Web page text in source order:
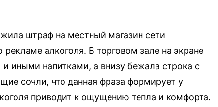
штраф на местный магазин сети
алкоголя. В торговом зале на экране
иными напитками, а внизу бежала строка с
сочли, что данная фраза формирует у
приводит к ощущению тепла и комфорта.